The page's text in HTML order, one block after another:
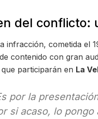
del conflicto:
infracción, cometida el
contenido con gran
participarán en La
por la
si acaso, lo